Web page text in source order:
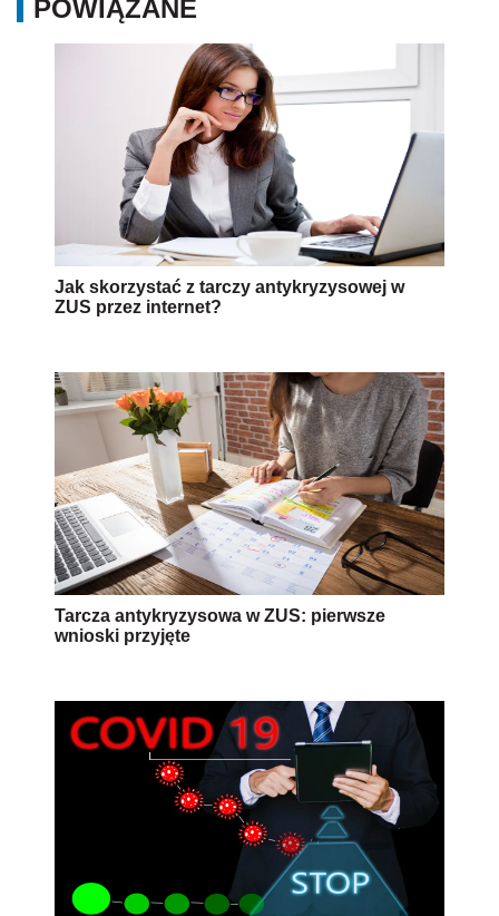
POWIĄZANE
Jak skorzystać z tarczy antykryzysowej w
ZUS przez internet?
Tarcza antykryzysowa w ZUS: pierwsze
wnioski przyjęte